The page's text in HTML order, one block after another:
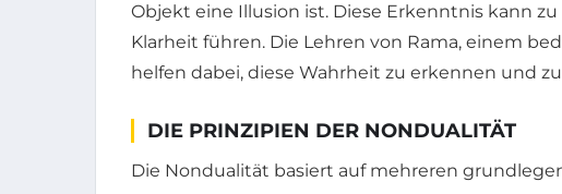
Objekt eine Illusion ist. Diese Erkenntnis kann
Klarheit führen. Die Lehren von Rama, einem
helfen dabei, diese Wahrheit zu erkennen und
DIE PRINZIPIEN DER NONDUALITÄT
Die Nondualität basiert auf mehreren